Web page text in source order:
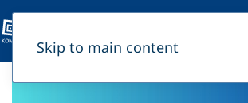
Skip to main content